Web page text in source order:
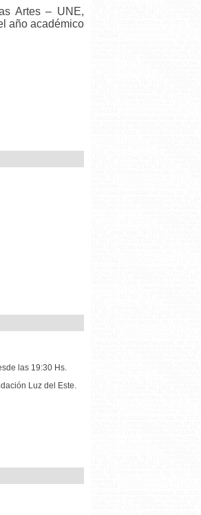
Artes – UNE,
año académico
las 19:30 Hs.
Luz del Este.